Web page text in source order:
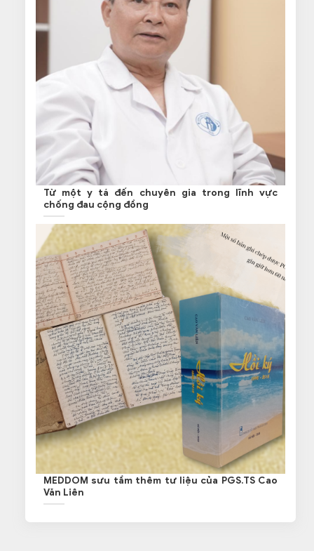
Từ một y tá đến chuyên gia trong lĩnh vực
chống đau cộng đồng
MEDDOM sưu tầm thêm tư liệu của PGS.TS Cao
Văn Liên